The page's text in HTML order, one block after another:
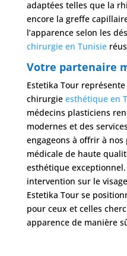
adaptées telles que la
encore la greffe
l’apparence selon les
chirurgie en Tunisie
Votre partenaire
Estetika Tour
chirurgie esthétique en
médecins plasticiens
modernes et des
engageons à offrir à
médicale de haute
esthétique
intervention sur le
Estetika Tour se
pour ceux et celles
apparence de manière